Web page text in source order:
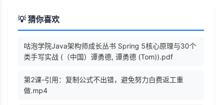
💡 猜你喜欢
咕泡学院Java架构师成长丛书 Spring 5核心原理与30个
类手写实战 (（中国）谭勇德, 谭勇德 (Tom)).pdf
第2课-引用：复制公式不出错，避免努力白费返工重
做.mp4